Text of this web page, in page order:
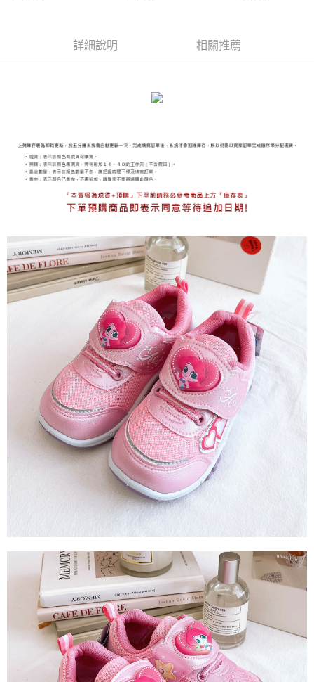
詳細說明 相關推薦